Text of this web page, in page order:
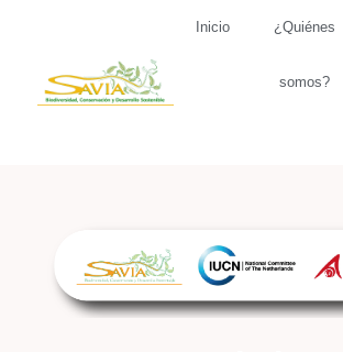
Inicio ¿Quiénes
somos?